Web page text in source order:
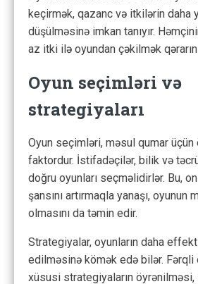
keçirmək, qazanc və itkilərin daha
düşülməsinə imkan tanıyır.
az itki ilə oyundan çəkilmək
Oyun seçimləri və
strategiyaları
Oyun seçimləri, məsul qumar üçün
faktordur. İstifadəçilər, bilik və
doğru oyunları seçməlidirlər. Bu,
şansını artırmaqla yanaşı, oyunun
olmasını da təmin edir.
Strategiyalar, oyunların daha
edilməsinə kömək edə bilər. Fərqli
xüsusi strategiyaların öyrənilməsi,